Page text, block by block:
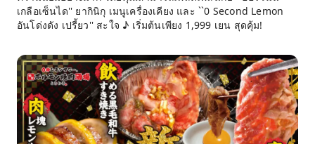
เกลือเซ็นได'' ยากินิกุ เมนูเครื่องเคียง และ ``0 Second Lemon
อันโด่งดัง เปรี้ยว'' สะใจ ♪ เริ่มต้นเพียง 1,999 เยน สุดคุ้ม!